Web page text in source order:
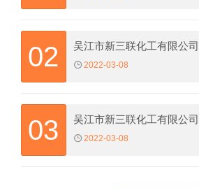
02 吴江市新三联化工有限公
2022-03-08
03 吴江市新三联化工有限公
2022-03-08